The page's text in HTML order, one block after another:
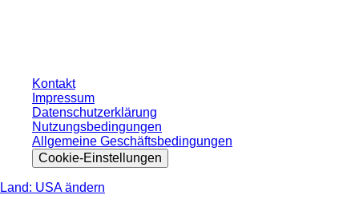
Kontakt
Impressum
Datenschutzerklärung
Nutzungsbedingungen
Allgemeine Geschäftsbedingungen
Cookie-Einstellungen
Land: USA ändern